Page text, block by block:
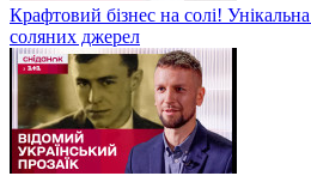
Крафтовий бізнес на солі!
соляних джерел